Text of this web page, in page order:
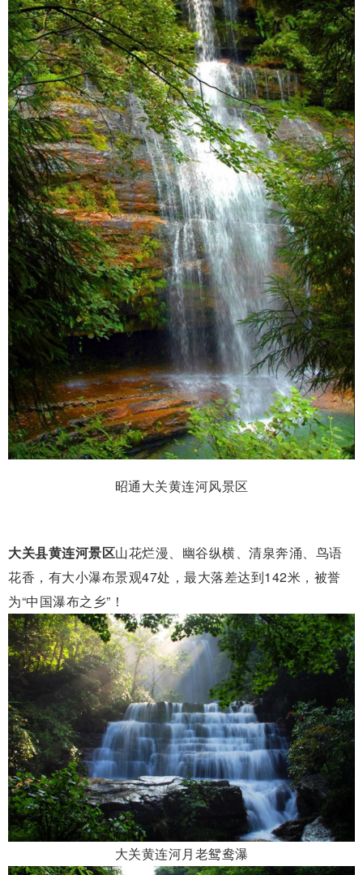
昭通大关黄连河风景区
大关县黄连河景区山花烂漫、幽谷纵横、清泉奔涌、鸟语
花香，有大小瀑布景观47处，最大落差达到142米，被誉
为“中国瀑布之乡”！
大关黄连河月老鸳鸯瀑